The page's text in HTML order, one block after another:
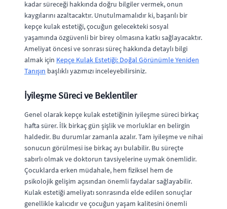
kadar süreceği hakkında doğru bilgiler vermek, onun
kaygılarını azaltacaktır. Unutulmamalıdır ki, başarılı bir
kepçe kulak estetiği, çocuğun gelecekteki sosyal
yaşamında özgüvenli bir birey olmasına katkı sağlayacaktır.
Ameliyat öncesi ve sonrası süreç hakkında detaylı bilgi
almak için Kepçe Kulak Estetiği: Doğal Görünümle Yeniden
Tanışın başlıklı yazımızı inceleyebilirsiniz.
İyileşme Süreci ve Beklentiler
Genel olarak kepçe kulak estetiğinin iyileşme süreci birkaç
hafta sürer. İlk birkaç gün şişlik ve morluklar en belirgin
haldedir. Bu durumlar zamanla azalır. Tam iyileşme ve nihai
sonucun görülmesi ise birkaç ayı bulabilir. Bu süreçte
sabırlı olmak ve doktorun tavsiyelerine uymak önemlidir.
Çocuklarda erken müdahale, hem fiziksel hem de
psikolojik gelişim açısından önemli faydalar sağlayabilir.
Kulak estetiği ameliyatı sonrasında elde edilen sonuçlar
genellikle kalıcıdır ve çocuğun yaşam kalitesini önemli